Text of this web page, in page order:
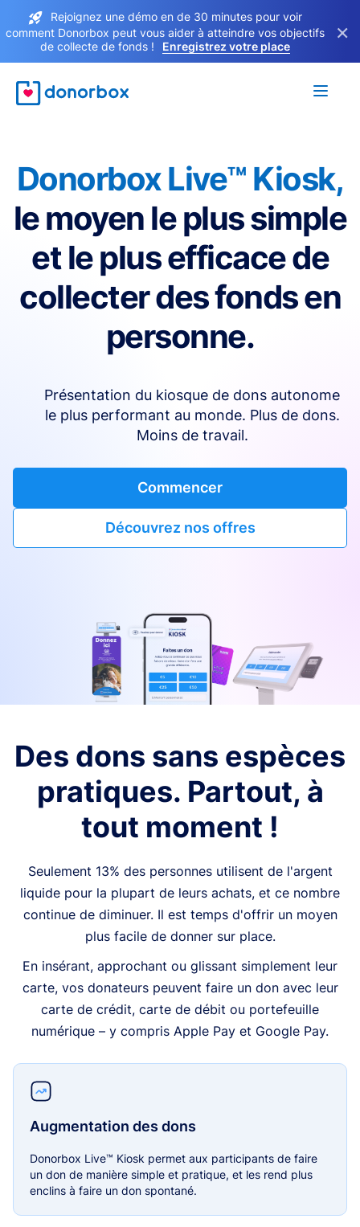
Rejoignez une démo en de 30 minutes pour voir
comment Donorbox peut vous aider à atteindre vos objectifs
de collecte de fonds !
Enregistrez votre place
×
Donorbox Live™ Kiosk,
le moyen le plus simple
et le plus efficace de
collecter des fonds en
personne.
Présentation du kiosque de dons autonome
le plus performant au monde. Plus de dons.
Moins de travail.
Commencer
Découvrez nos offres
Des dons sans espèces
pratiques. Partout, à
tout moment !
Seulement 13% des personnes utilisent de l'argent
liquide pour la plupart de leurs achats, et ce nombre
continue de diminuer. Il est temps d'offrir un moyen
plus facile de donner sur place.
En insérant, approchant ou glissant simplement leur
carte, vos donateurs peuvent faire un don avec leur
carte de crédit, carte de débit ou portefeuille
numérique – y compris Apple Pay et Google Pay.
Augmentation des dons
Donorbox Live™ Kiosk permet aux participants de faire
un don de manière simple et pratique, et les rend plus
enclins à faire un don spontané.